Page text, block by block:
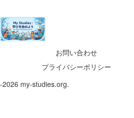
お問い合わせ
プライバシーポリシー
my-studies.org.